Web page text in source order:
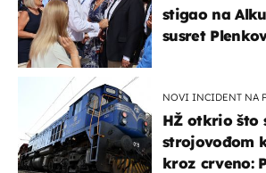
stigao na
susret
NOVI INCIDENT NA
HŽ otkrio što
strojovođom
kroz crveno: